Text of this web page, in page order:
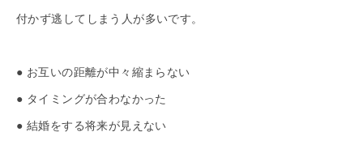
付かず逃してしまう人が多いです。
● お互いの距離が中々縮まらない
● タイミングが合わなかった
● 結婚をする将来が見えない